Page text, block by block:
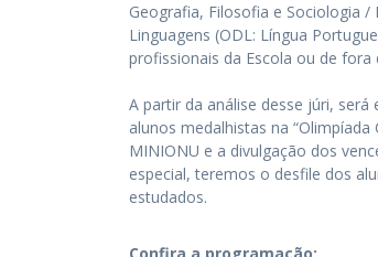
Geografia, Filosofia e Sociologia
Linguagens (ODL: Língua
profissionais da Escola ou de
A partir da análise desse júri,
alunos medalhistas na
MINIONU e a divulgação dos
especial, teremos o desfile dos
estudados.